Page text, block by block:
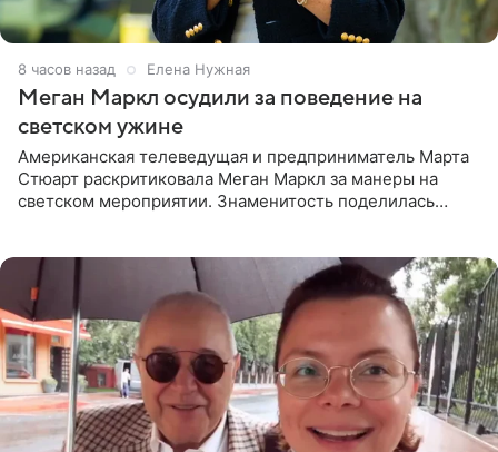
8 часов назад Елена Нужная
Меган Маркл осудили за поведение на
светском ужине
Американская телеведущая и предприниматель Марта
Стюарт раскритиковала Меган Маркл за манеры на
светском мероприятии. Знаменитость поделилась